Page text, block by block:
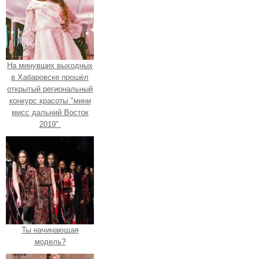
На минувших выходных
в Хабаровске прошёл
открытый региональный
конкурс красоты "мини
мисс дальний Восток
2019".
Ты начинающая
модель?